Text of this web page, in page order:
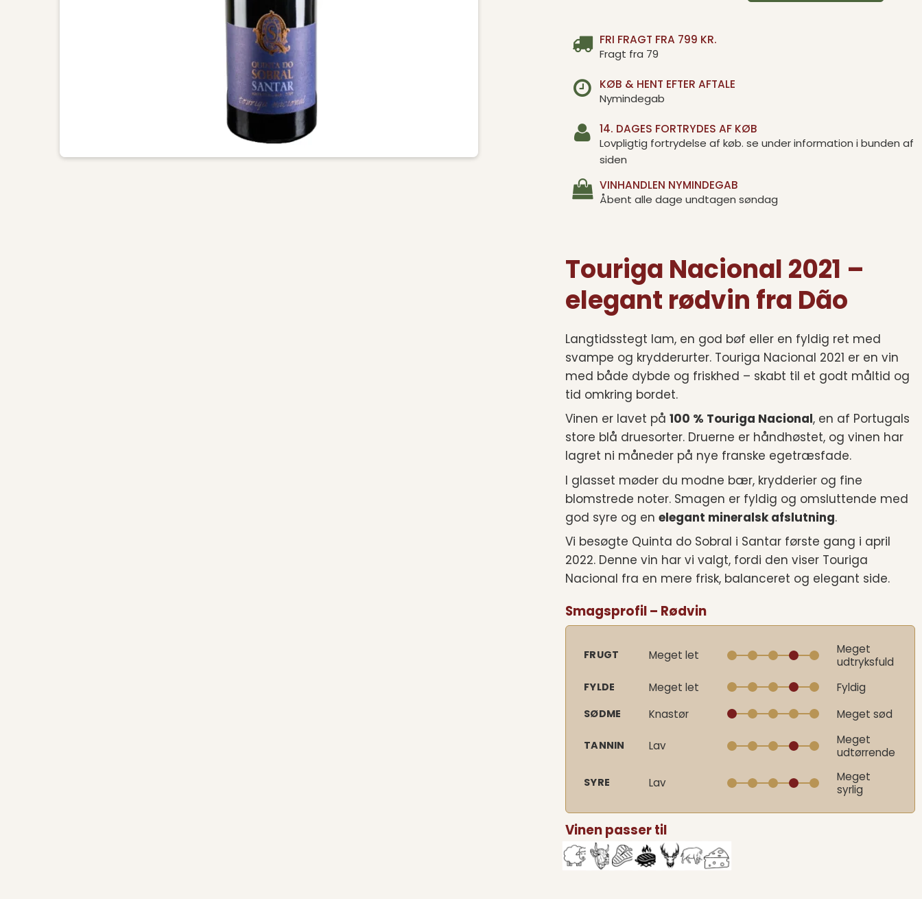
FRI FRAGT FRA 799 KR.
Fragt fra 79
KØB & HENT EFTER AFTALE
Nymindegab
14. DAGES FORTRYDES AF KØB
Lovpligtig fortrydelse af køb. se under information i bunden af
siden
VINHANDLEN NYMINDEGAB
Åbent alle dage undtagen søndag
Touriga Nacional 2021 –
elegant rødvin fra Dão
Langtidsstegt lam, en god bøf eller en fyldig ret med
svampe og krydderurter. Touriga Nacional 2021 er en vin
med både dybde og friskhed – skabt til et godt måltid og
tid omkring bordet.
Vinen er lavet på 100 % Touriga Nacional, en af Portugals
store blå druesorter. Druerne er håndhøstet, og vinen har
lagret ni måneder på nye franske egetræsfade.
I glasset møder du modne bær, krydderier og fine
blomstrede noter. Smagen er fyldig og omsluttende med
god syre og en elegant mineralsk afslutning.
Vi besøgte Quinta do Sobral i Santar første gang i april
2022. Denne vin har vi valgt, fordi den viser Touriga
Nacional fra en mere frisk, balanceret og elegant side.
Smagsprofil – Rødvin
FRUGT Meget let
Meget
udtryksfuld
FYLDE Meget let Fyldig
SØDME Knastør Meget sød
TANNIN Lav
Meget
udtørrende
SYRE Lav
Meget
syrlig
Vinen passer til